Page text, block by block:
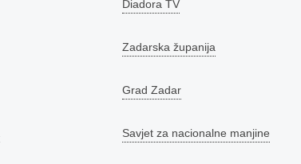
Diadora TV
Zadarska županija
Grad Zadar
Savjet za nacionalne manjine